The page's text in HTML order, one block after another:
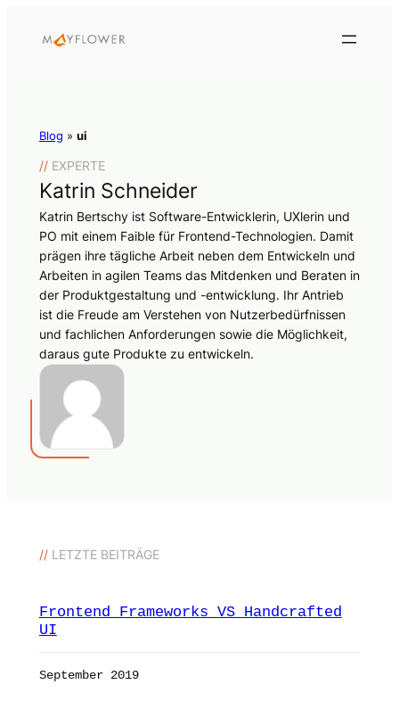
Blog » ui
//EXPERTE
Katrin Schneider
Katrin Bertschy ist Software-Entwicklerin, UXlerin und
PO mit einem Faible für Frontend-Technologien. Damit
prägen ihre tägliche Arbeit neben dem Entwickeln und
Arbeiten in agilen Teams das Mitdenken und Beraten in
der Produktgestaltung und -entwicklung. Ihr Antrieb
ist die Freude am Verstehen von Nutzerbedürfnissen
und fachlichen Anforderungen sowie die Möglichkeit,
daraus gute Produkte zu entwickeln.
//LETZTE BEITRÄGE
Frontend Frameworks VS Handcrafted
UI
September 2019